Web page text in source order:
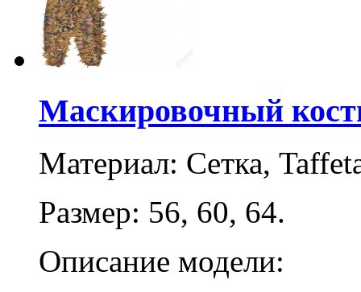
Маскировочный
Материал: Сетка,
Размер: 56, 60, 64.
Описание модели: